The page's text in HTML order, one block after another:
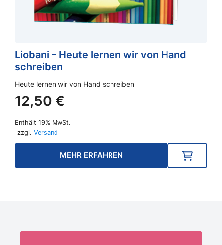
Liobani – Heute lernen wir von Hand
schreiben
Heute lernen wir von Hand schreiben
12,50 €
Enthält 19% MwSt.
zzgl. Versand
MEHR ERFAHREN